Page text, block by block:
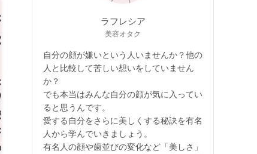
ラフレシア
美容オタク
自分の顔が嫌いという人いませんか？他の
人と比較して苦しい想いをしていません
か？
でも本当はみんな自分の顔が気に入ってい
ると思うんです。
愛する自分をさらに美しくする秘訣を有名
人から学んでいきましょう。
有名人の顔や歯並びの変化など「美しさ」